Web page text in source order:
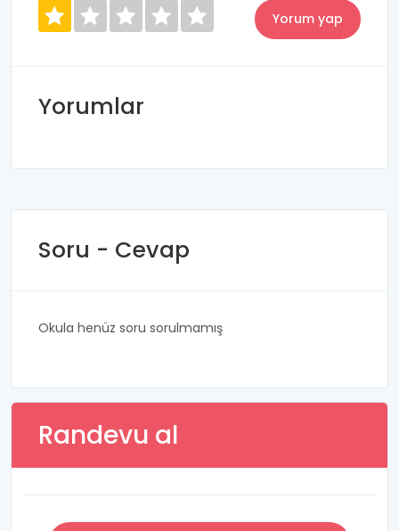
Yorumlar
Soru - Cevap
Okula henüz soru sorulmamış
Randevu al